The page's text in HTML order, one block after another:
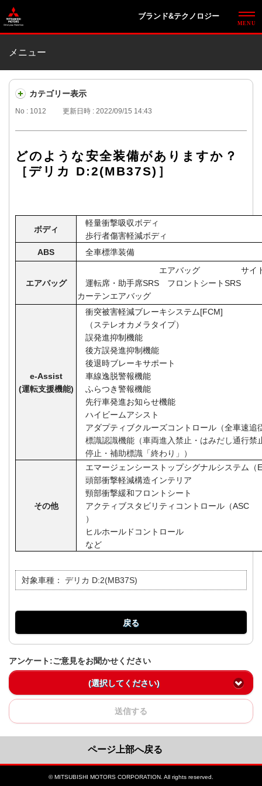
ブランド&テクノロジー
メニュー
カテゴリー表示
No : 1012 更新日時 : 2022/09/15 14:43
どのような安全装備がありますか？
［デリカ D:2(MB37S)］
ボディ
軽量衝撃吸収ボディ
歩行者傷害軽減ボディ
ABS
全車標準装備
エアバッグ 運転席・助手席SRS
エアバッグ
フロントシートSRS
サイ
カーテンエアバッグ
e-Assist
(運転支援機能)
衝突被害軽減ブレーキシステム[FCM]
（ステレオカメラタイプ）
誤発進抑制機能
後方誤発進抑制機能
後退時ブレーキサポート
車線逸脱警報機能
ふらつき警報機能
先行車発進お知らせ機能
ハイビームアシスト
アダプティブクルーズコントロール（全車速追
標識認識機能（車両進入禁止・はみだし通行禁
停止・補助標識「終わり」）
その他
エマージェンシーストップシグナルシステム（
頭部衝撃軽減構造インテリア
頸部衝撃緩和フロントシート
アクティブスタビリティコントロール（ASC
）
ヒルホールドコン
など
対象車種： デリカ D:2(MB37S)
戻る
アンケート:ご意見をお聞かせください
(選択してください)
送信する
ページ上部へ戻る
© MITSUBISHI MOTORS CORPORATION. All rights reserved.